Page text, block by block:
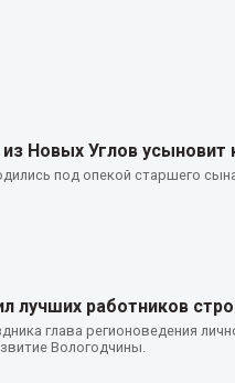
Новых Углов усыновит
под опекой старшего
лучших работников
глава регионоведения
Вологодчины.